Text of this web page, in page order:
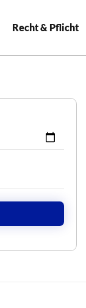
Recht & Pflicht